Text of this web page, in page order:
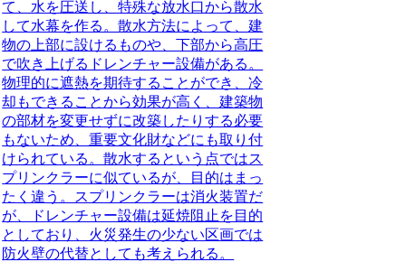
て、水を圧送し、特殊な放水口から散水
して水幕を作る。散水方法によって、建
物の上部に設けるものや、下部から高圧
で吹き上げるドレンチャー設備がある。
物理的に遮熱を期待することができ、冷
却もできることから効果が高く、建築物
の部材を変更せずに改築したりする必要
もないため、重要文化財などにも取り付
けられている。散水するという点ではス
プリンクラーに似ているが、目的はまっ
たく違う。スプリンクラーは消火装置だ
が、ドレンチャー設備は延焼阻止を目的
としており、火災発生の少ない区画では
防火壁の代替としても考えられる。